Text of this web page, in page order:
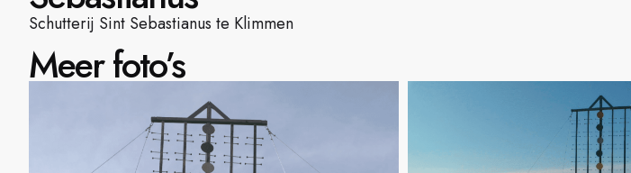
Schutterij Sint Sebastianus te Klimmen
Meer foto’s